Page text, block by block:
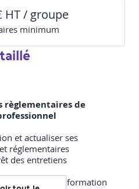
HT / groupe
s minimum
règlementaires de
et actualiser ses
réglementaires
des entretiens
dispositifs de formation